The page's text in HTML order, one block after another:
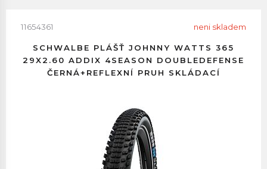
11654361 neni skladem
SCHWALBE PLÁŠŤ JOHNNY WATTS 365
29X2.60 ADDIX 4SEASON DOUBLEDEFENSE
ČERNÁ+REFLEXNÍ PRUH SKLÁDACÍ